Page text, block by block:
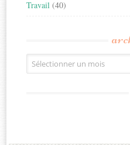
Travail (40)
Archives